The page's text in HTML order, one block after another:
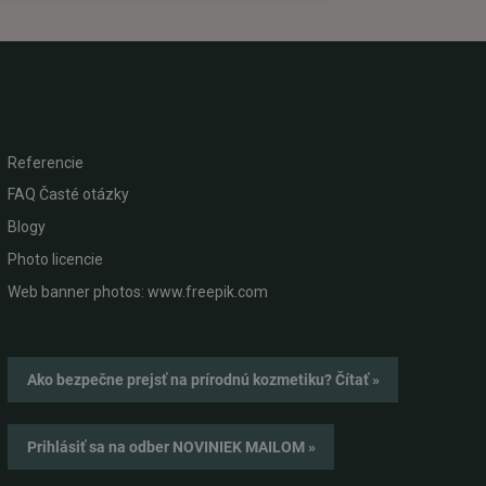
Referencie
FAQ Časté otázky
Blogy
Photo licencie
Web banner photos: www.freepik.com
Ako bezpečne prejsť na prírodnú kozmetiku? Čítať »
Prihlásiť sa na odber NOVINIEK MAILOM »